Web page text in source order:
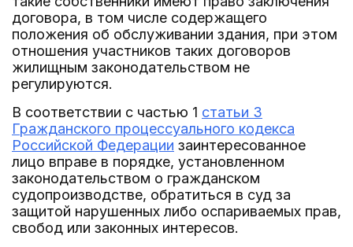
договора, в том числе содержащего
положения об обслуживании здания, при этом
отношения участников таких договоров
жилищным законодательством не
регулируются.
В соответствии с частью 1 статьи 3
Гражданского процессуального кодекса
Российской Федерации заинтересованное
лицо вправе в порядке, установленном
законодательством о гражданском
судопроизводстве, обратиться в суд за
защитой нарушенных либо оспариваемых прав,
свобод или законных интересов.